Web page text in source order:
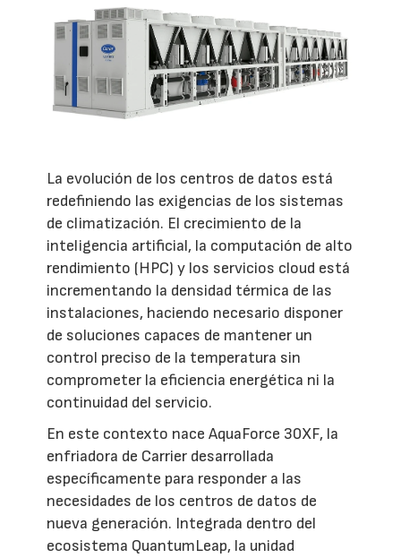
La evolución de los centros de datos está
redefiniendo las exigencias de los sistemas
de climatización. El crecimiento de la
inteligencia artificial, la computación de alto
rendimiento (HPC) y los servicios cloud está
incrementando la densidad térmica de las
instalaciones, haciendo necesario disponer
de soluciones capaces de mantener un
control preciso de la temperatura sin
comprometer la eficiencia energética ni la
continuidad del servicio.
En este contexto nace AquaForce 30XF, la
enfriadora de Carrier desarrollada
específicamente para responder a las
necesidades de los centros de datos de
nueva generación. Integrada dentro del
ecosistema QuantumLeap, la unidad